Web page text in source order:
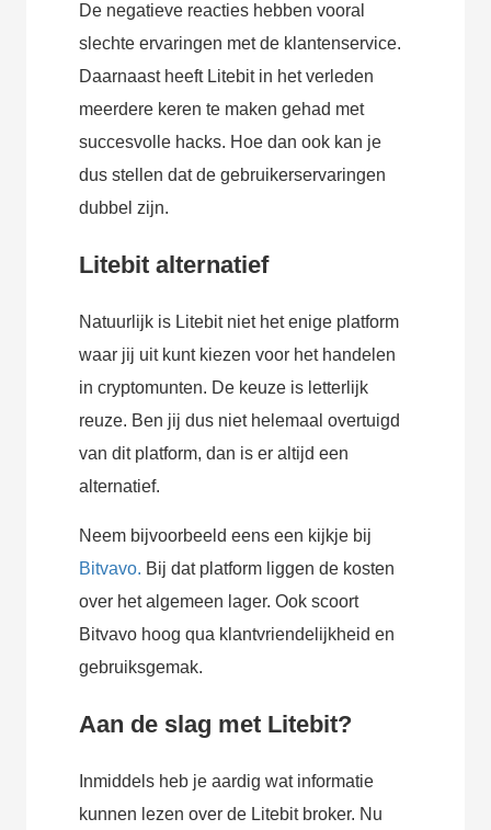
De negatieve reacties hebben vooral
slechte ervaringen met de klantenservice.
Daarnaast heeft Litebit in het verleden
meerdere keren te maken gehad met
succesvolle hacks. Hoe dan ook kan je
dus stellen dat de gebruikerservaringen
dubbel zijn.
Litebit alternatief
Natuurlijk is Litebit niet het enige platform
waar jij uit kunt kiezen voor het handelen
in cryptomunten. De keuze is letterlijk
reuze. Ben jij dus niet helemaal overtuigd
van dit platform, dan is er altijd een
alternatief.
Neem bijvoorbeeld eens een kijkje bij
Bitvavo. Bij dat platform liggen de kosten
over het algemeen lager. Ook scoort
Bitvavo hoog qua klantvriendelijkheid en
gebruiksgemak.
Aan de slag met Litebit?
Inmiddels heb je aardig wat informatie
kunnen lezen over de Litebit broker. Nu